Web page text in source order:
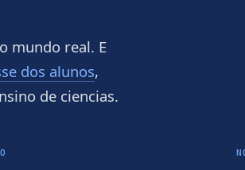
mundo real. E
dos alunos,
de ciencias.